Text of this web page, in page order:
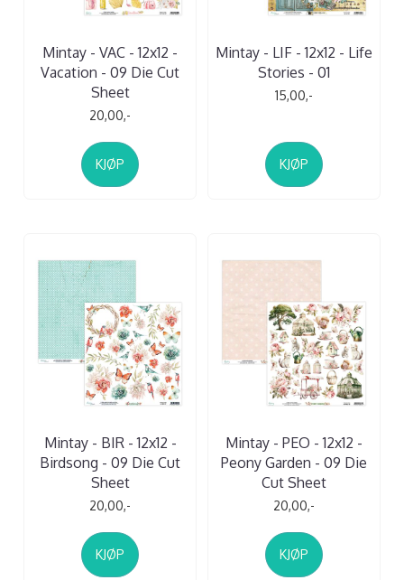
Mintay - VAC - 12x12 -
Vacation - 09 Die Cut
Sheet
20,00,-
KJØP
Mintay - LIF - 12x12 - Life
Stories - 01
15,00,-
KJØP
Mintay - BIR - 12x12 -
Birdsong - 09 Die Cut
Sheet
20,00,-
KJØP
Mintay - PEO - 12x12 -
Peony Garden - 09 Die
Cut Sheet
20,00,-
KJØP